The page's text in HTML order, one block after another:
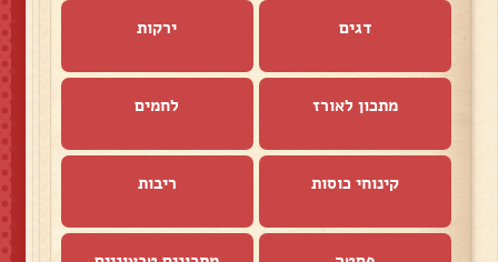
דגים ירקות
מתכון לאורז לחמים
קינוחי כוסות ריבות